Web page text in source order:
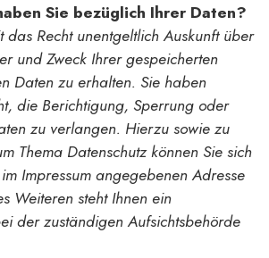
Sie bezüglich Ihrer Daten?
Recht unentgeltlich Auskunft über
und Zweck Ihrer gespeicherten
Daten zu erhalten. Sie haben
die Berichtigung, Sperrung oder
zu verlangen. Hierzu sowie zu
Thema Datenschutz können Sie sich
Impressum angegebenen Adresse
Weiteren steht Ihnen ein
der zuständigen Aufsichtsbehörde